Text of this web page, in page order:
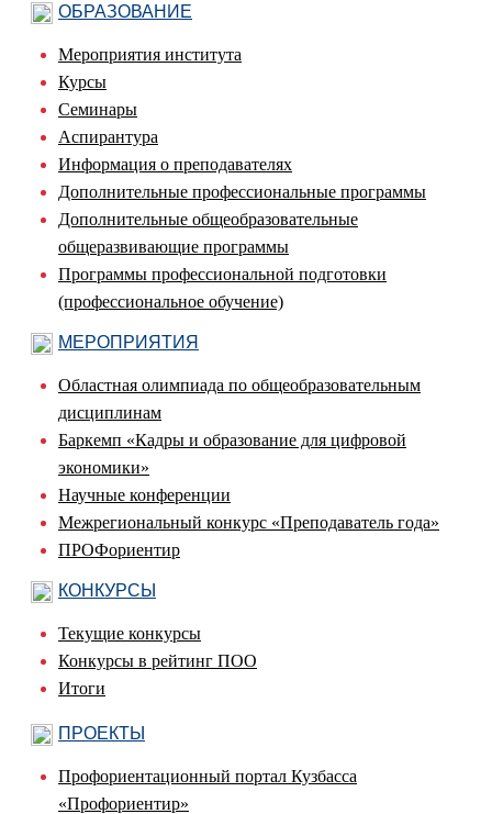
ОБРАЗОВАНИЕ
Мероприятия института
Курсы
Семинары
Аспирантура
Информация о преподавателях
Дополнительные профессиональные программы
Дополнительные общеобразовательные
общеразвивающие программы
Программы профессиональной подготовки
(профессиональное обучение)
МЕРОПРИЯТИЯ
Областная олимпиада по общеобразовательным
дисциплинам
Баркемп «Кадры и образование для цифровой
экономики»
Научные конференции
Межрегиональный конкурс «Преподаватель года»
ПРОФориентир
КОНКУРСЫ
Текущие конкурсы
Конкурсы в рейтинг ПОО
Итоги
ПРОЕКТЫ
Профориентационный портал Кузбасса
«Профориентир»